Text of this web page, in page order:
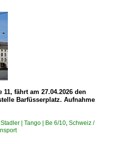
11, fährt am 27.04.2026 den
Barfüsserplatz. Aufnahme
| Tango | Be 6/10, Schweiz /